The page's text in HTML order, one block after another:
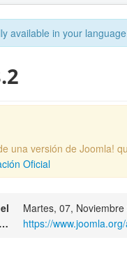
available in your
una versión de Joomla!
Oficial
Martes, 07,
Anuncio de nueva versión
https://